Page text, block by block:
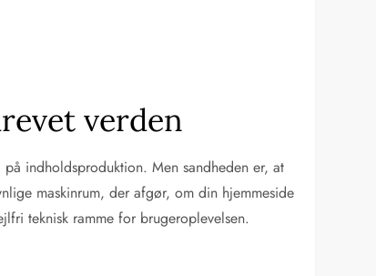
verden
indholdsproduktion. Men sandheden er, at
maskinrum, der afgør, om din hjemmeside
teknisk ramme for brugeroplevelsen.